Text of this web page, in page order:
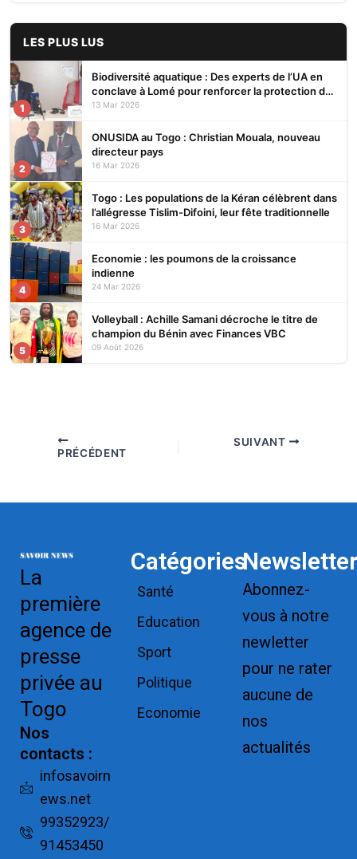
LES PLUS LUS
1
Biodiversité aquatique : Des experts de l’UA en
conclave à Lomé pour renforcer la protection des
écosystèmes
13 Mar 2026
2
ONUSIDA au Togo : Christian Mouala, nouveau
directeur pays
16 Mar 2026
3
Togo : Les populations de la Kéran célèbrent dans
l’allégresse Tislim-Difoini, leur fête traditionnelle
16 Mar 2026
4
Economie : les poumons de la croissance
indienne
24 Mar 2026
5
Volleyball : Achille Samani décroche le titre de
champion du Bénin avec Finances VBC
09 Août 2026
PRÉCÉDENT
SUIVANT
La
première
agence de
presse
privée au
Togo
Nos
contacts :
infosavoirn
ews.net
99352923/
91453450
Catégories
Santé
Education
Sport
Politique
Economie
Newsletter
Abonnez-
vous à notre
newletter
pour ne rater
aucune de
nos
actualités